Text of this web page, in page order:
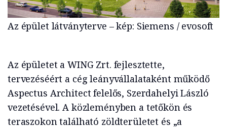
Az épület látványterve – kép: Siemens / evosoft
Az épületet a WING Zrt. fejlesztette,
tervezéséért a cég leányvállalataként működő
Aspectus Architect felelős, Szerdahelyi László
vezetésével. A közleményben a tetőkön és
teraszokon található zöldterületet és „a